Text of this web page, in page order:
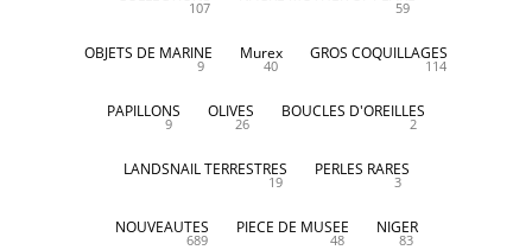
107 59
OBJETS DE MARINE
9
Murex
40
GROS COQUILLAGES
114
PAPILLONS
9
OLIVES
26
BOUCLES D'OREILLES
2
LANDSNAIL TERRESTRES
19
PERLES RARES
3
NOUVEAUTES
689
PIECE DE MUSEE
48
NIGER
83